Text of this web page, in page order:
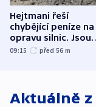
Hejtmani řeší
chybějící peníze na
opravu silnic. Jsou
nenárokové, namítá
09:15 před 56 m
Aktuálně